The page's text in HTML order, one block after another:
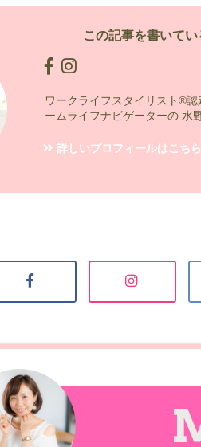
この記事を書いてい
ワークライフスタイリスト®
ームライフナビゲーターの 水
詳しいプロフィールはこちら